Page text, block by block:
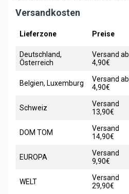
Versandkosten
Lieferzone Preise
Deutschland,
Österreich
Versand ab
4,90€
Belgien, Luxemburg
Versand ab
4,90€
Schweiz
Versand
13,90€
DOM TOM
Versand
14,90€
EUROPA
Versand
9,90€
WELT
Versand
29,90€